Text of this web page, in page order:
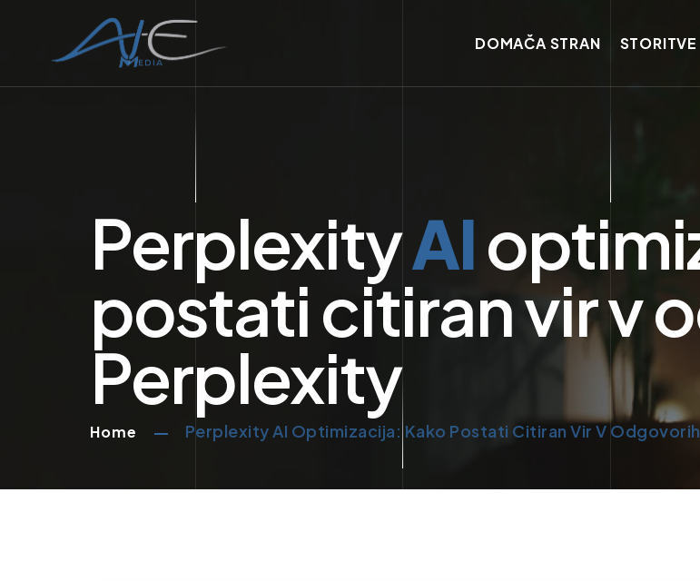
DOMAČA STRAN STORITVE
PerplexityAI
postati citiran vir v
Perplexity
Home Perplexity AI Optimizacija: Kako Postati Citiran Vir V